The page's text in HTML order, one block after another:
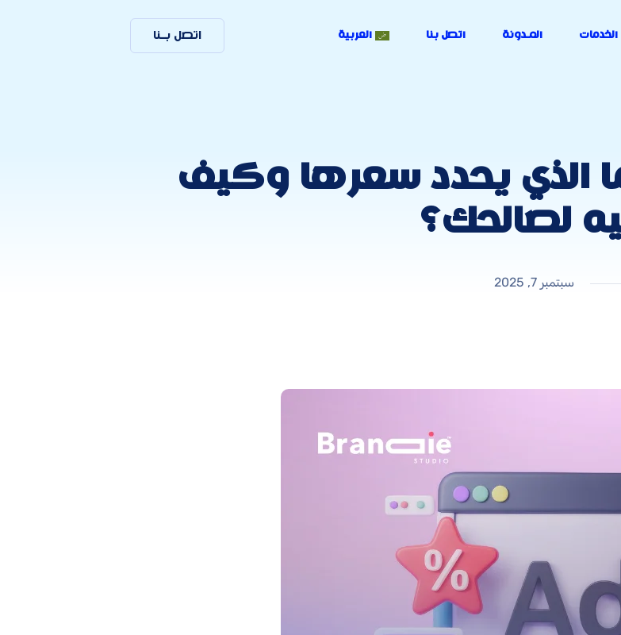
الخدمات المـدونة اتصل بنا العربية اتصل بـنا
الذي يحدد سعرها وكيف
لصالحك؟
سبتمبر 7, 2025